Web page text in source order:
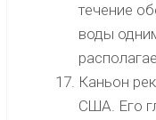
течение
воды
Каньон
США. Его